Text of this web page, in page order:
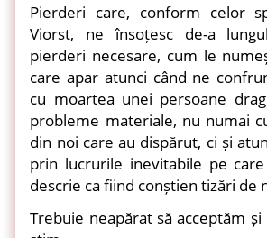
Pierderi care, conform celor
Viorst, ne însoțesc de-a
pierderi necesare, cum le
care apar atunci când ne
cu moartea unei persoane
probleme materiale, nu numai
din noi care au dispărut, ci și
prin lucrurile inevitabile pe
descrie ca fiind conștien tizări de
Trebuie neapărat să acceptăm